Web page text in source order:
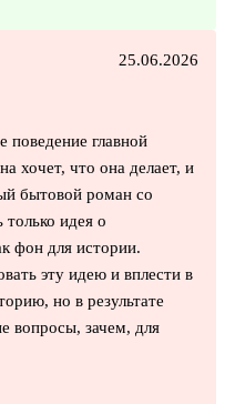
25.06.2026
поведение главной
хочет, что она делает, и
бытовой роман со
идея о
фон для истории.
эту идею и вплести в
но в результате
вопросы, зачем, для